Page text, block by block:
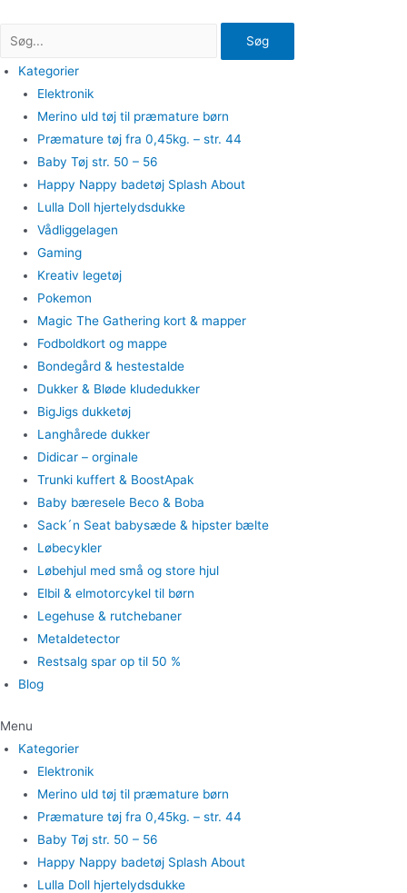
Søg
Kategorier
Elektronik
Merino uld tøj til præmature børn
Præmature tøj fra 0,45kg. – str. 44
Baby Tøj str. 50 – 56
Happy Nappy badetøj Splash About
Lulla Doll hjertelydsdukke
Vådliggelagen
Gaming
Kreativ legetøj
Pokemon
Magic The Gathering kort & mapper
Fodboldkort og mappe
Bondegård & hestestalde
Dukker & Bløde kludedukker
BigJigs dukketøj
Langhårede dukker
Didicar – orginale
Trunki kuffert & BoostApak
Baby bæresele Beco & Boba
Sack´n Seat babysæde & hipster bælte
Løbecykler
Løbehjul med små og store hjul
Elbil & elmotorcykel til børn
Legehuse & rutchebaner
Metaldetector
Restsalg spar op til 50 %
Blog
Menu
Kategorier
Elektronik
Merino uld tøj til præmature børn
Præmature tøj fra 0,45kg. – str. 44
Baby Tøj str. 50 – 56
Happy Nappy badetøj Splash About
Lulla Doll hjertelydsdukke